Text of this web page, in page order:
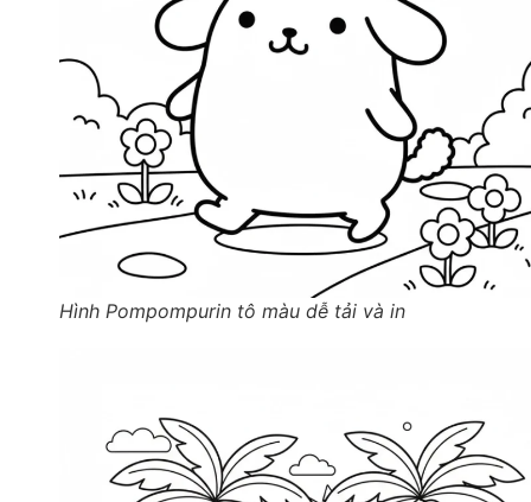
Hình Pompompurin tô màu dễ tải và in